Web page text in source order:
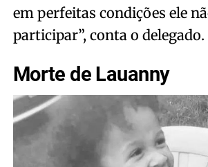
em perfeitas condições ele
participar”, conta o delegado.
Morte de Lauanny